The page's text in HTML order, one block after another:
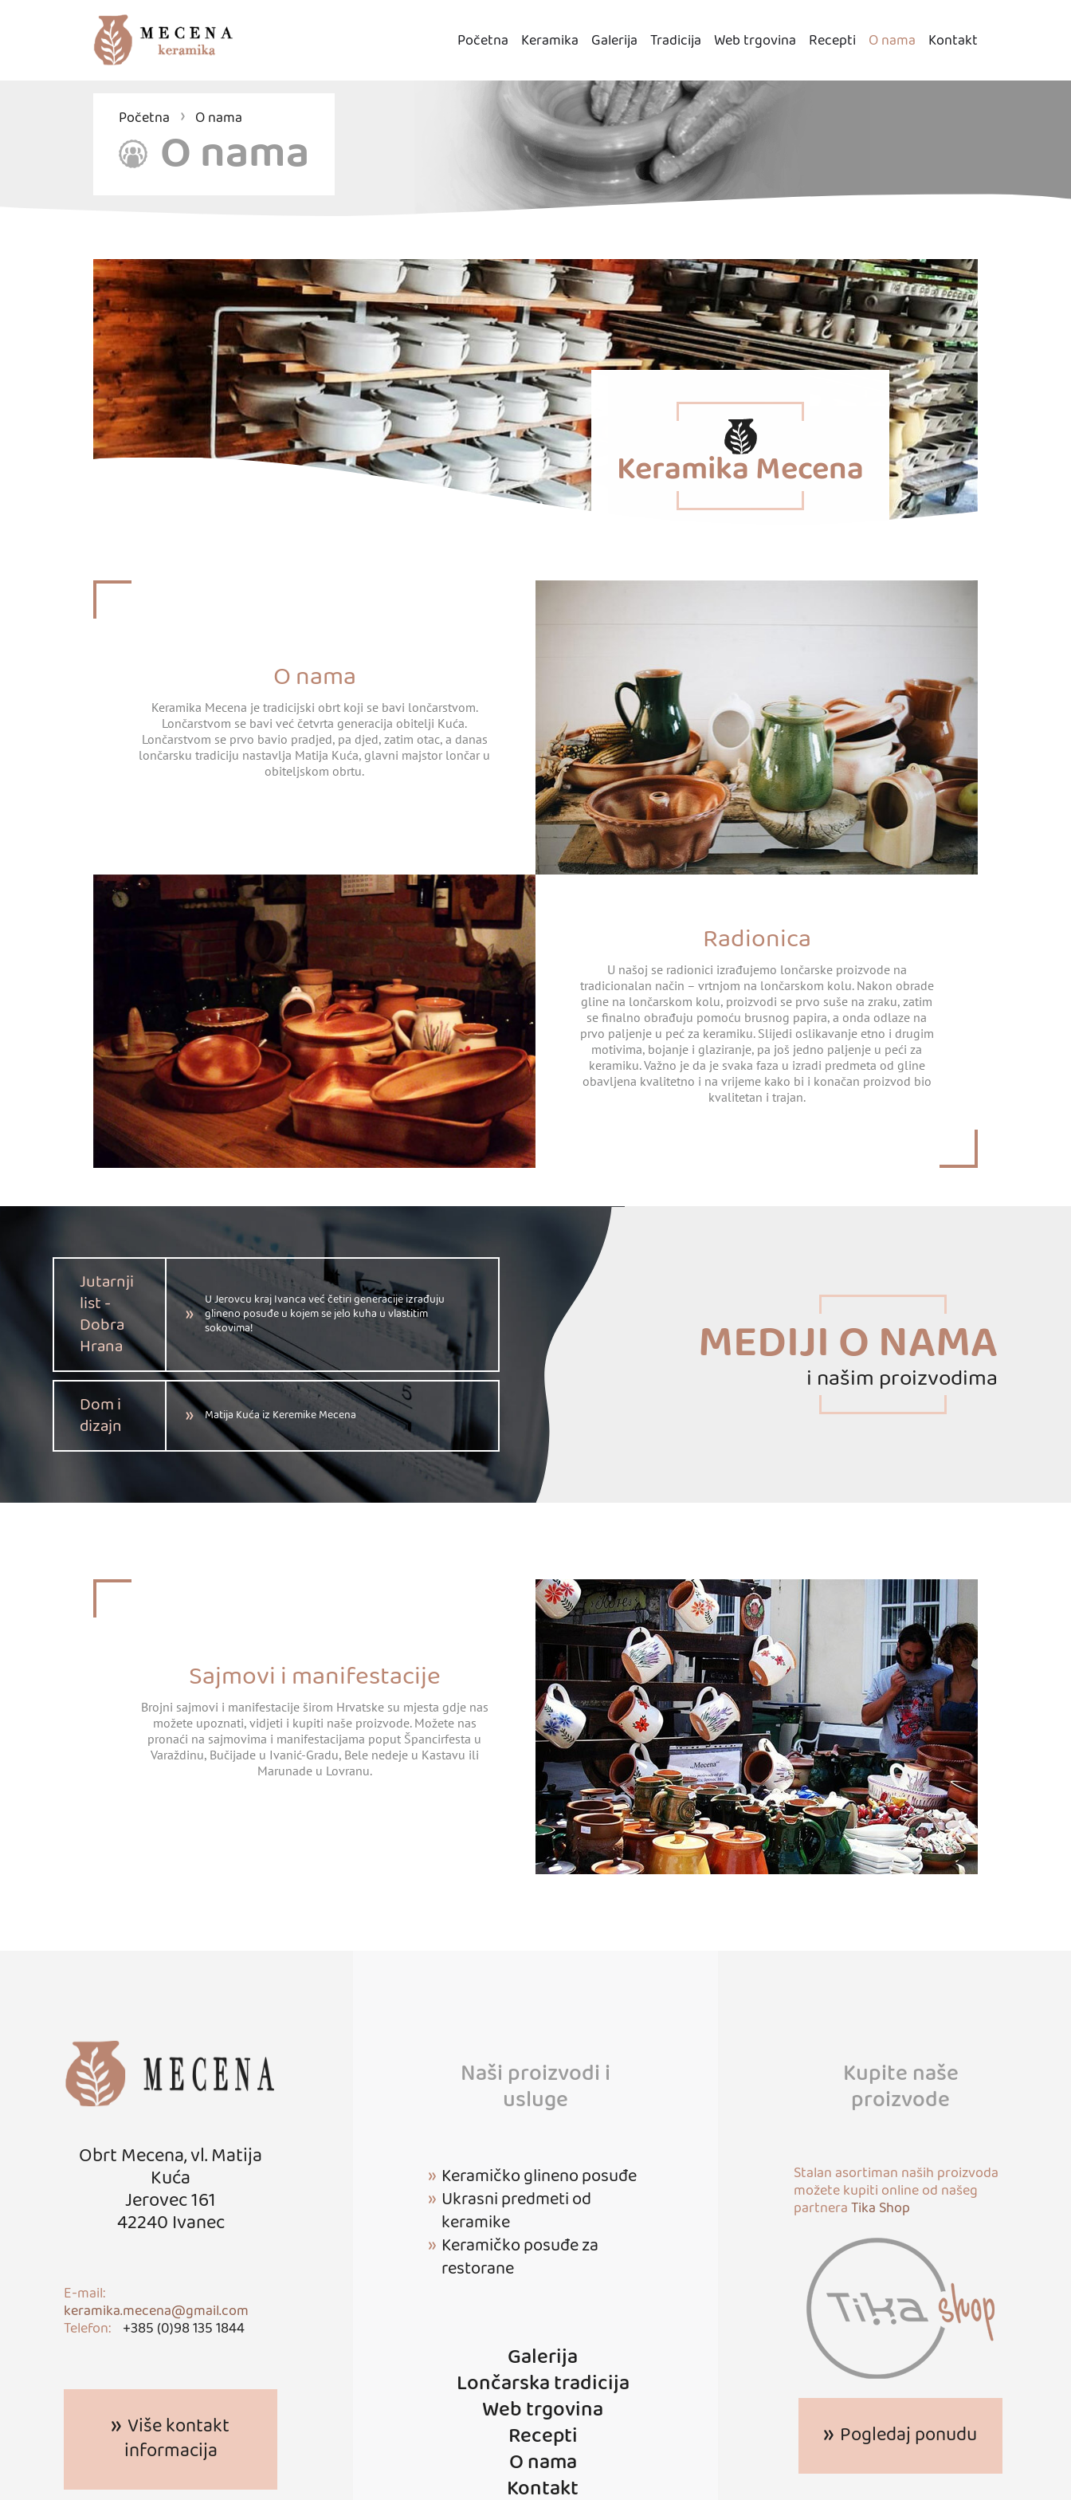
Početna Keramika Galerija Tradicija Web trgovina Recepti O nama Kontakt
Početna O nama
O nama
Keramika Mecena
O nama
Keramika Mecena je tradicijski obrt koji se bavi lončarstvom.
Lončarstvom se bavi već četvrta generacija obitelji Kuća.
Lončarstvom se prvo bavio pradjed, pa djed, zatim otac, a danas
lončarsku tradiciju nastavlja Matija Kuća, glavni majstor lončar u
obiteljskom obrtu.
Radionica
U našoj se radionici izrađujemo lončarske proizvode na
tradicionalan način – vrtnjom na lončarskom kolu. Nakon obrade
gline na lončarskom kolu, proizvodi se prvo suše na zraku, zatim
se finalno obrađuju pomoću brusnog papira, a onda odlaze na
prvo paljenje u peć za keramiku. Slijedi oslikavanje etno i drugim
motivima, bojanje i glaziranje, pa još jedno paljenje u peći za
keramiku. Važno je da je svaka faza u izradi predmeta od gline
obavljena kvalitetno i na vrijeme kako bi i konačan proizvod bio
kvalitetan i trajan.
Jutarnji
list -
Dobra
Hrana
U Jerovcu kraj Ivanca već četiri generacije izrađuju
glineno posuđe u kojem se jelo kuha u vlastitim
sokovima!
Dom i
dizajn
Matija Kuća iz Keremike Mecena
MEDIJI O NAMA
i našim proizvodima
Sajmovi i manifestacije
Brojni sajmovi i manifestacije širom Hrvatske su mjesta gdje nas
možete upoznati, vidjeti i kupiti naše proizvode. Možete nas
pronaći na sajmovima i manifestacijama poput Špancirfesta u
Varaždinu, Bučijade u Ivanić-Gradu, Bele nedeje u Kastavu ili
Marunade u Lovranu.
Obrt Mecena, vl. Matija
Kuća
Jerovec 161
42240 Ivanec
E-mail:
keramika.mecena@gmail.com
Telefon: +385 (0)98 135 1844
Više kontakt
informacija
Naši proizvodi i
usluge
Keramičko glineno posuđe
Ukrasni predmeti od
keramike
Keramičko posuđe za
restorane
Galerija
Lončarska tradicija
Web trgovina
Recepti
O nama
Kontakt
Kupite naše
proizvode
Stalan asortiman naših proizvoda
možete kupiti online od našeg
partneraTika Shop
Pogledaj ponudu